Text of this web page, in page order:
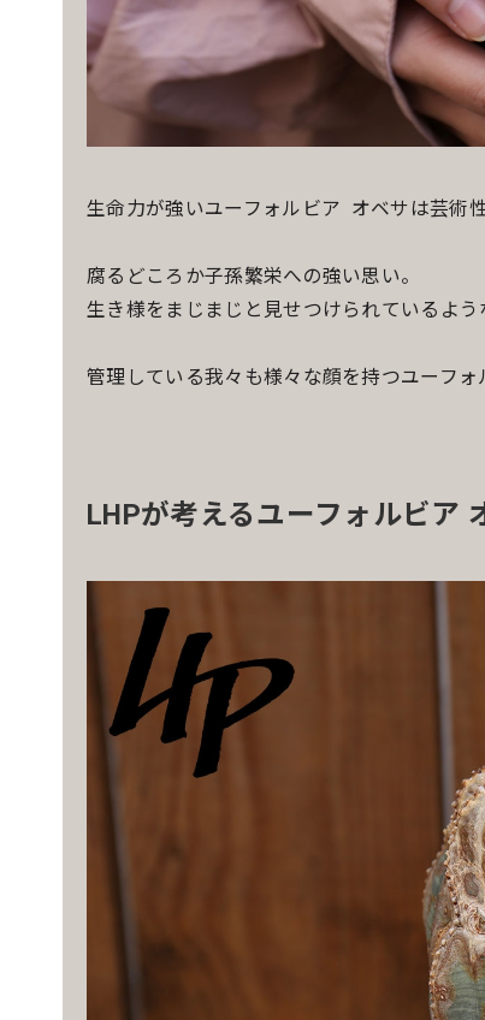
生命力が強いユーフォルビア オベサは芸術
腐るどころか子孫繁栄への強い思い。
生き様をまじまじと見せつけられているよう
管理している我々も様々な顔を持つユーフ
LHPが考えるユーフォルビア